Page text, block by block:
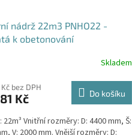
nádrž 22m3 PNHO22 -
k obetonování
Skladem
bez DPH
Kč Do košíku
Vnitřní rozměry: D: 4400 mm, Š:
V: 2000 mm. Vnější rozměry: D: